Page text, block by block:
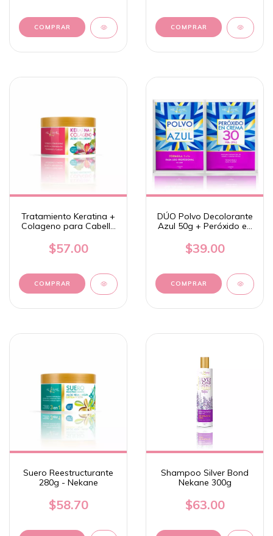
Tratamiento Keratina +
Colageno para Cabello
$57.00
DÚO Polvo Decolorante
Azul 50g + Peróxido en
Nekane
$39.00
Suero Reestructurante
280g - Nekane
$58.70
Shampoo Silver Bond
Nekane 300g
$63.00